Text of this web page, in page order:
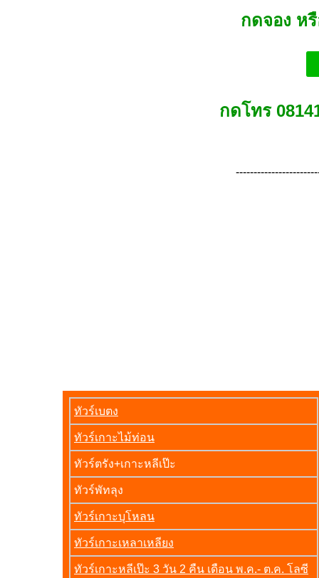
กดจอง ห
กดโทร
ทัวร์เบตง
ทัวร์เกาะไม้ท่อน
ทัวร์ตรัง+เกาะหลีเป๊ะ
ทัวร์พัทลุง
ทัวร์เกาะบุโหลน
ทัวร์เกาะเหลาเหลียง
ทัวร์เกาะหลีเป๊ะ 3 วัน 2 คืน เดือน พ.ค.- ต.ค. โลซี